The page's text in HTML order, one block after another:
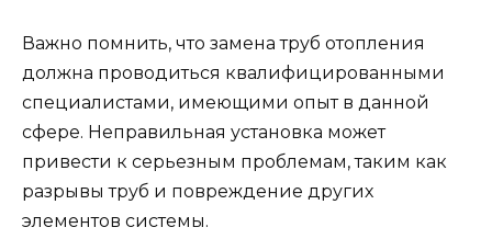
Важно помнить, что замена труб отопления
должна проводиться квалифицированными
специалистами, имеющими опыт в данной
сфере. Неправильная установка может
привести к серьезным проблемам, таким как
разрывы труб и повреждение других
элементов системы.